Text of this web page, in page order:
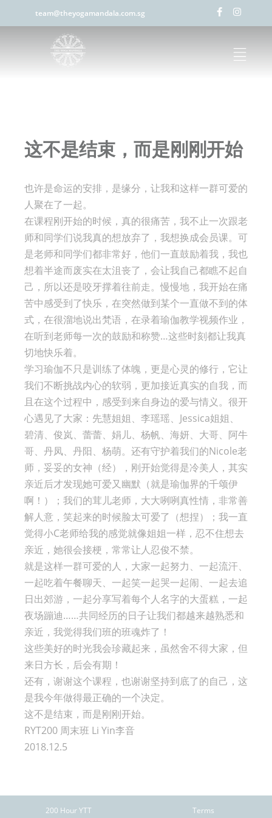
team@theyogamandala.com.sg
这不是结束，而是刚刚开始
也许是命运的安排，是缘分，让我和这样一群可爱的
人聚在了一起。
在课程刚开始的时候，真的很痛苦，我不止一次跟老
师和同学们说我真的想放弃了，我想换成会员课。可
是老师和同学们都非常好，他们一直鼓励着我，我也
想着半途而废实在太沮丧了，会让我自己都瞧不起自
己，所以还是咬牙撑着往前走。慢慢地，我开始在痛
苦中感受到了快乐，在突然做到某个一直做不到的体
式，在很溜地说出梵语，在录着瑜伽教学视频作业，
在听到老师每一次的鼓励和称赞…这些时刻都让我真
切地快乐着。
学习瑜伽不只是训练了体魄，更是心灵的修行，它让
我们不断挑战内心的软弱，更加接近真实的自我，而
且在这个过程中，感受到来自身边的爱与情义。很开
心遇见了大家：先慧姐姐、李瑶瑶、Jessica姐姐、
碧清、俊岚、蕾蕾、娟儿、杨帆、海妍、大哥、阿牛
哥、丹凤、丹阳、杨萌。还有守护着我们的Nicole老
师，妥妥的女神（经），刚开始觉得是冷美人，其实
亲近后才发现她可爱又幽默（就是瑜伽界的千颂伊
啊！）；我们的茸儿老师，大大咧咧真性情，非常善
解人意，笑起来的时候脸太可爱了（想捏）；我一直
觉得小C老师给我的感觉就像姐姐一样，忍不住想去
亲近，她很会接梗，常常让人忍俊不禁。
就是这样一群可爱的人，大家一起努力、一起流汗、
一起吃着午餐聊天、一起笑一起哭一起闹、一起去追
日出郊游，一起分享写着每个人名字的大蛋糕，一起
夜场蹦迪……共同经历的日子让我们都越来越熟悉和
亲近，我觉得我们班的班魂炸了！
这些美好的时光我会珍藏起来，虽然舍不得大家，但
来日方长，后会有期！
还有，谢谢这个课程，也谢谢坚持到底了的自己，这
是我今年做得最正确的一个决定。
这不是结束，而是刚刚开始。
RYT200 周末班 Li Yin李音
2018.12.5
200 Hour YTT Terms